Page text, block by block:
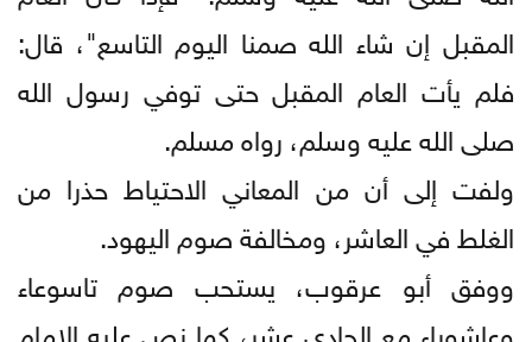
المقبل إن شاء الله صمنا اليوم التاسع"، قال:
فلم يأت العام المقبل حتى توفي رسول الله
صلى الله عليه وسلم، رواه مسلم.
ولفت إلى أن من المعاني الاحتياط حذرا من
الغلط في العاشر، ومخالفة صوم اليهود.
ووفق أبو عرقوب، يستحب صوم تاسوعاء
وعاشوراء مع الحادي عشر، كما نص عليه الإمام